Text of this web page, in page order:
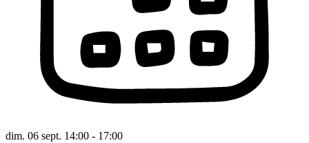
dim. 06 sept. 14:00 - 17:00